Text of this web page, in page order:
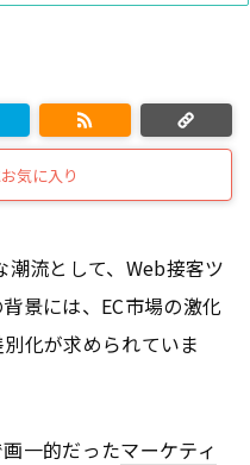
気に入り
潮流として、Web接客ツ
景には、EC市場の激化
化が求められていま
一的だったマーケティ